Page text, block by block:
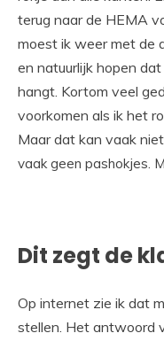
terug naar de HEMA
moest ik weer met de
en natuurlijk hopen
hangt. Kortom veel
voorkomen als ik het
Maar dat kan vaak
vaak geen pashokjes.
Dit zegt de
Op internet zie ik dat
stellen. Het antwoord